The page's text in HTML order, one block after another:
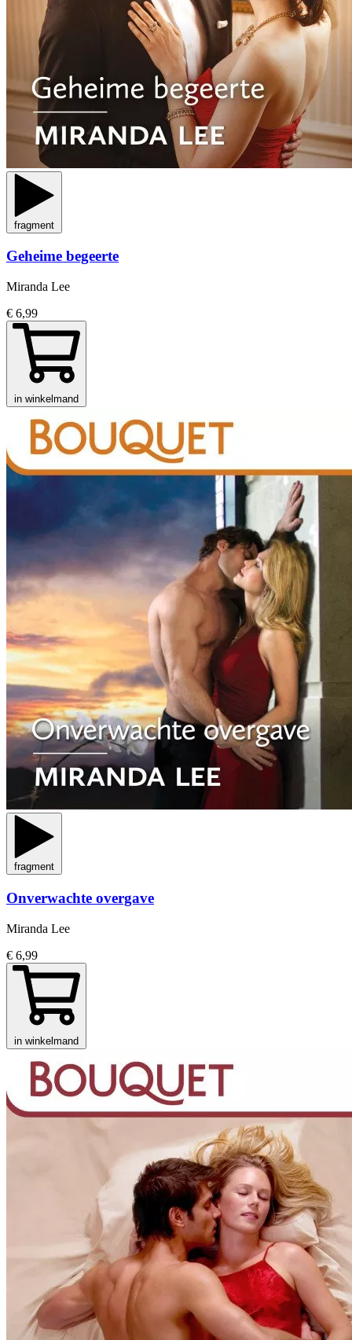
fragment
Geheime begeerte
Miranda Lee
€ 6,99
in winkelmand
fragment
Onverwachte overgave
Miranda Lee
€ 6,99
in winkelmand